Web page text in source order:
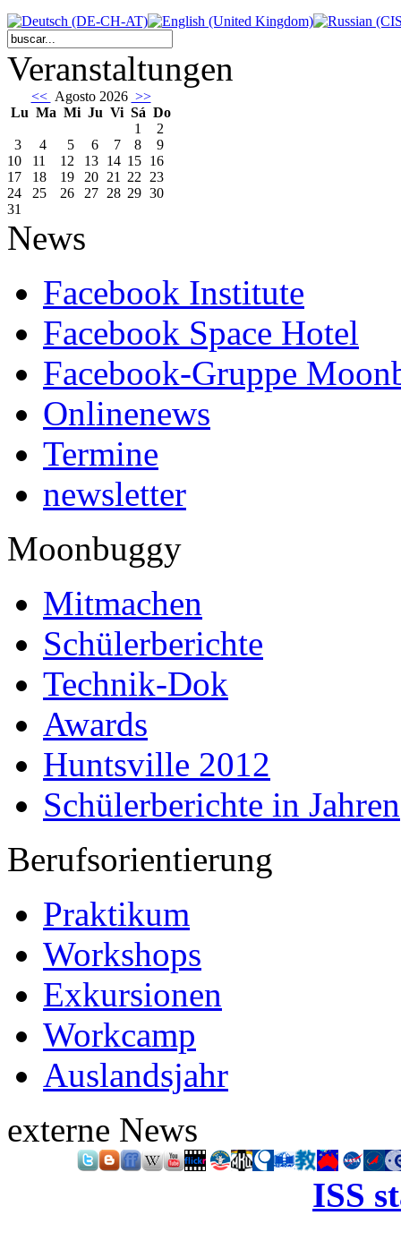
Veranstaltungen
<< Agosto 2026 >>
Lu Ma Mi Ju Vi Sá Do
1
2
3
4 5 6 7 8
9
10
11 12 13 14 15 16
17
18 19 20 21 22 23
24
25 26 27 28 29 30
31
News
Facebook Institute
Facebook Space Hotel
Facebook-Gruppe
Onlinenews
Termine
newsletter
Moonbuggy
Mitmachen
Schülerberichte
Technik-Dok
Awards
Huntsville 2012
Schülerberichte in Jahren
Berufsorientierung
Praktikum
Workshops
Exkursionen
Workcamp
Auslandsjahr
externe News
ISS